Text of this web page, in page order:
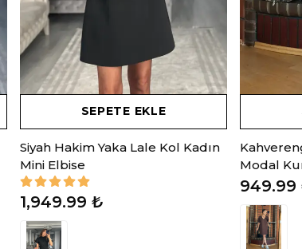
SEPETE EKLE
Siyah Hakim Yaka Lale Kol Kadın
Mini Elbise
1,949.99 ₺
Modal
949.99